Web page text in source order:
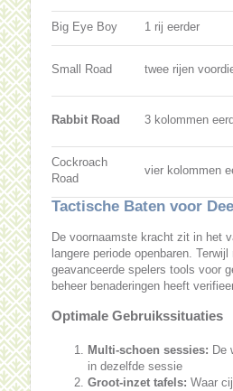
Big Eye Boy 1 rij eerder
Small Road twee rijen
Rabbit Road 3 kolommen
Cockroach
Road
vier kolommen
Tactische Baten voor
De voornaamste kracht zit in het
langere periode openbaren.
geavanceerde spelers tools voor
beheer benaderingen heeft
Optimale Gebruikssituaties
Multi-schoen sessies: De
in dezelfde sessie
Groot-inzet tafels: Waar